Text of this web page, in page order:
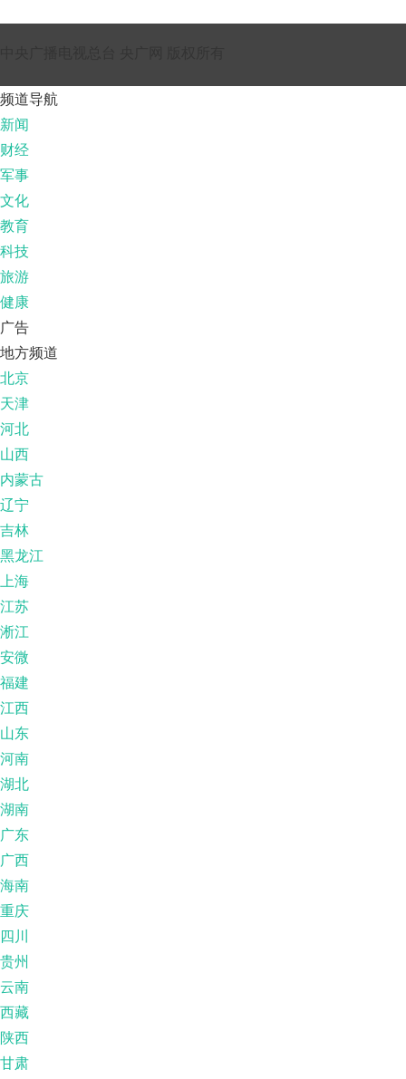
频道导航
新闻
财经
军事
文化
教育
科技
旅游
健康
广告
地方频道
北京
天津
河北
山西
内蒙古
辽宁
吉林
黑龙江
上海
江苏
淅江
安微
福建
江西
山东
河南
湖北
湖南
广东
广西
海南
重庆
四川
贵州
云南
西藏
陕西
甘肃